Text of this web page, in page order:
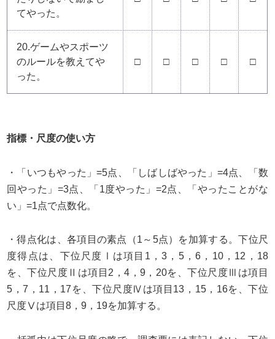
てやった。
20.ゲームやスポーツ
のルールを教えてや
った。
□ □ □ □ □
指標・尺度の使い方
・「いつもやった」=5点、「しばしばやった」=4点、「数
回やった」=3点、「1度やった」=2点、「やったことがな
い」=1点で点数化。
・得点化は、各項目の素点（1～5点）を加算する。下位尺
度得点は、下位尺度Ⅰは項目1，3，5，6，10，12，18
を、下位尺度Ⅱは項目2，4，9，20を、下位尺度Ⅲは項目
5，7，11，17を、下位尺度Ⅳは項目13，15，16を、下位
尺度Ⅴは項目8，9，19を加算する。